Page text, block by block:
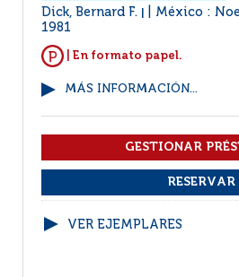
Dick, Bernard F. México :
1981
| En formato papel.
MÁS INFORMACIÓN...
VER EJEMPLARES